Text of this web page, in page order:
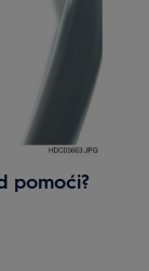
pomoći?